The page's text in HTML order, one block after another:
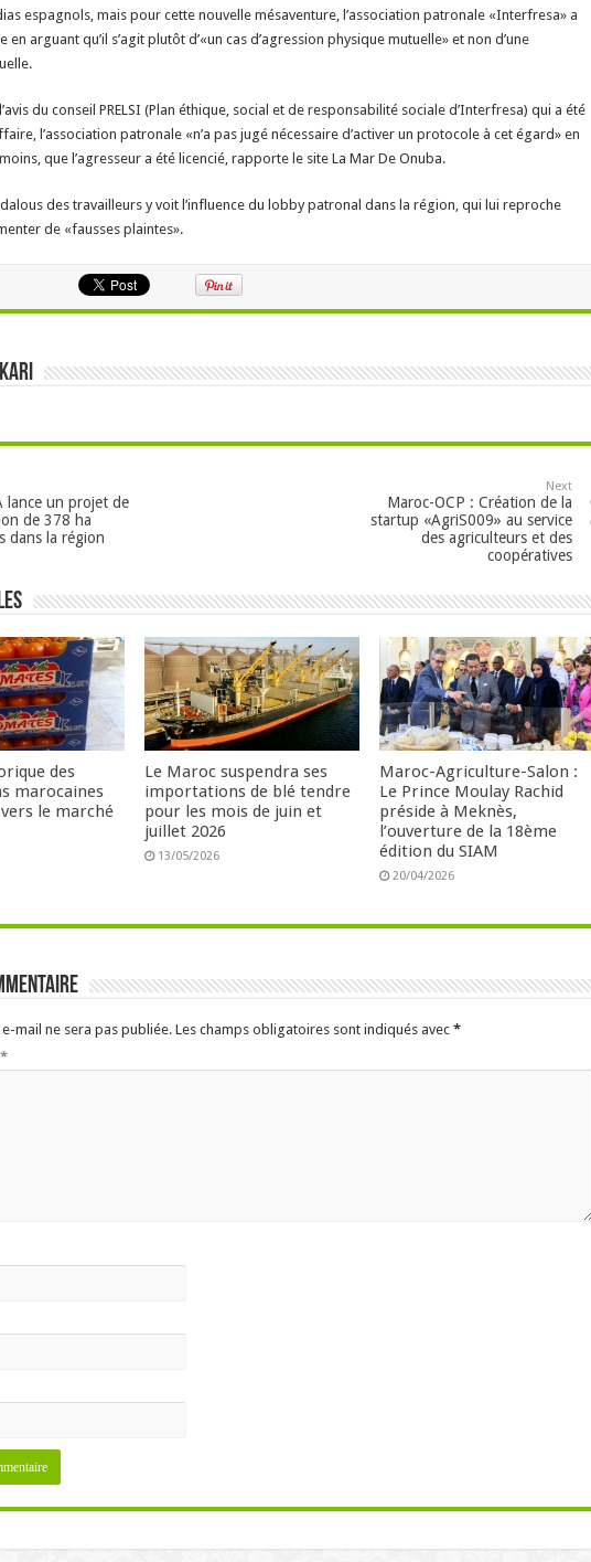
espagnols, mais pour cette nouvelle mésaventure, l’association patronale «Interfresa» a
en arguant qu’il s’agit plutôt d’«un cas d’agression physique mutuelle» et non d’une
du conseil PRELSI (Plan éthique, social et de responsabilité sociale d’Interfresa) qui a été
l’association patronale «n’a pas jugé nécessaire d’activer un protocole à cet égard» en
que l’agresseur a été licencié, rapporte le site La Mar De Onuba.
des travailleurs y voit l’influence du lobby patronal dans la région, qui lui reproche
de «fausses plaintes».
lance un projet de
de 378 ha
dans la région
Next
Maroc-OCP : Création de la
startup «AgriS009» au service
des agriculteurs et des
coopératives
des
marocaines
le marché
Le Maroc suspendra ses
importations de blé tendre
pour les mois de juin et
juillet 2026
13/05/2026
Maroc-Agriculture-Salon :
Le Prince Moulay Rachid
préside à Meknès,
l’ouverture de la 18ème
édition du SIAM
20/04/2026
mail ne sera pas publiée. Les champs obligatoires sont indiqués avec *
*